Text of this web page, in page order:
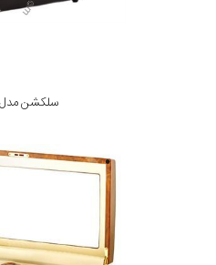
سلکشن مدل 203080A